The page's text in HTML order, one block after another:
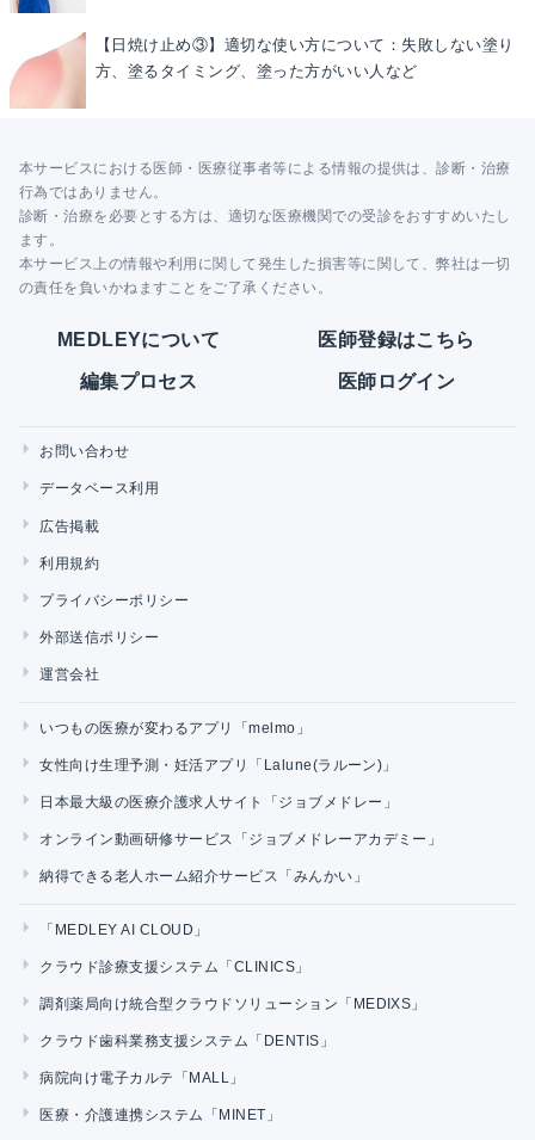
【日焼け止め③】適切な使い方について：失敗しない塗り
方、塗るタイミング、塗った方がいい人など
本サービスにおける医師・医療従事者等による情報の提供は、診断・治療
行為ではありません。
診断・治療を必要とする方は、適切な医療機関での受診をおすすめいたし
ます。
本サービス上の情報や利用に関して発生した損害等に関して、弊社は一切
の責任を負いかねますことをご了承ください。
MEDLEYについて 医師登録はこちら
編集プロセス 医師ログイン
お問い合わせ
データベース利用
広告掲載
利用規約
プライバシーポリシー
外部送信ポリシー
運営会社
いつもの医療が変わるアプリ「melmo」
女性向け生理予測・妊活アプリ「Lalune(ラルーン)」
日本最大級の医療介護求人サイト「ジョブメドレー」
オンライン動画研修サービス「ジョブメドレーアカデミー」
納得できる老人ホーム紹介サービス「みんかい」
「MEDLEY AI CLOUD」
クラウド診療支援システム「CLINICS」
調剤薬局向け統合型クラウドソリューション「MEDIXS」
クラウド歯科業務支援システム「DENTIS」
病院向け電子カルテ「MALL」
医療・介護連携システム「MINET」